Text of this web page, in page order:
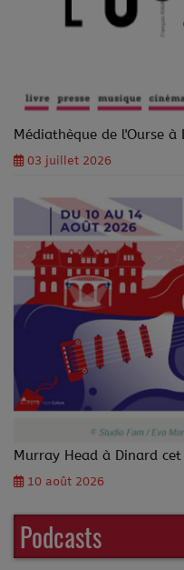
Médiathèque de l'Ourse
03 juillet 2026
Murray Head à Dinard cet
10 août 2026
Podcasts